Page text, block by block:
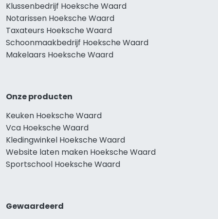
Klussenbedrijf Hoeksche Waard
Notarissen Hoeksche Waard
Taxateurs Hoeksche Waard
Schoonmaakbedrijf Hoeksche Waard
Makelaars Hoeksche Waard
Onze producten
Keuken Hoeksche Waard
Vca Hoeksche Waard
Kledingwinkel Hoeksche Waard
Website laten maken Hoeksche Waard
Sportschool Hoeksche Waard
Gewaardeerd